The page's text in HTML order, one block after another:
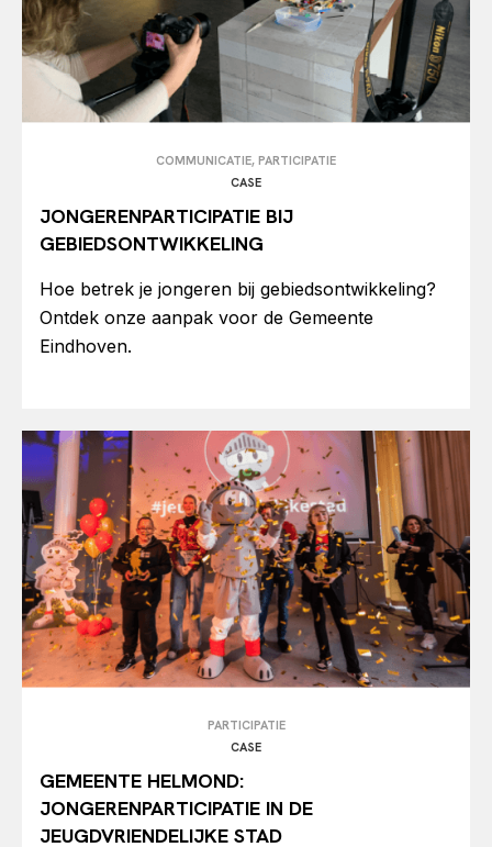
COMMUNICATIE, PARTICIPATIE
CASE
JONGERENPARTICIPATIE BIJ
GEBIEDSONTWIKKELING
Hoe betrek je jongeren bij gebiedsontwikkeling?
Ontdek onze aanpak voor de Gemeente
Eindhoven.
PARTICIPATIE
CASE
GEMEENTE HELMOND:
JONGERENPARTICIPATIE IN DE
JEUGDVRIENDELIJKE STAD